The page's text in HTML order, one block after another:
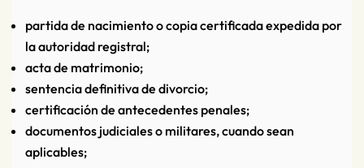
partida de nacimiento o copia certificada expedida por
la autoridad registral;
acta de matrimonio;
sentencia definitiva de divorcio;
certificación de antecedentes penales;
documentos judiciales o militares, cuando sean
aplicables;